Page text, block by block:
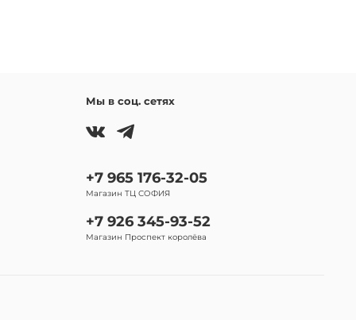
Мы в соц. сетях
+7 965 176-32-05
Магазин ТЦ СОФИЯ
+7 926 345-93-52
Магазин Проспект королёва